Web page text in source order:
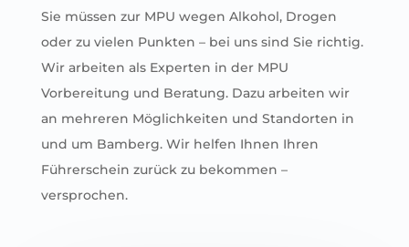
Sie müssen zur MPU wegen Alkohol, Drogen
oder zu vielen Punkten – bei uns sind Sie richtig.
Wir arbeiten als Experten in der MPU
Vorbereitung und Beratung. Dazu arbeiten wir
an mehreren Möglichkeiten und Standorten in
und um Bamberg. Wir helfen Ihnen Ihren
Führerschein zurück zu bekommen –
versprochen.